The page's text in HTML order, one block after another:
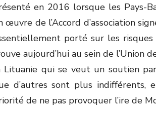
en 2016 lorsque les Pays-
œuvre de l’Accord d’association
porté sur les
aujourd’hui au sein de l’Union
Lituanie qui se veut un soutien
d’autres sont plus indifférents,
de ne pas provoquer l’ire de